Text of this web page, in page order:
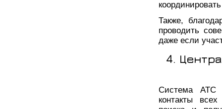
Также,
проводить
даже если
4.
Система АТС
контакты